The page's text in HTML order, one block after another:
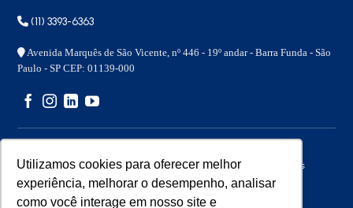
Utilizamos cookies para oferecer melhor
experiência, melhorar o desempenho, analisar
como você interage em nosso site e
(11) 3393-6363
Avenida Marquês de São Vicente, nº 446 - 19º andar - Barra Funda - São
Paulo - SP CEP: 01139-000
Copyright 2026 © – Assisnet Soluções – Todos os direitos
reservados